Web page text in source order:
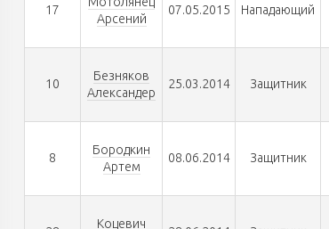
17
Арсений
07.05.2015 Нападающий
10
Безняков
Александер
25.03.2014 Защитник
8
Бородкин
Артем
08.06.2014 Защитник
Коцевич